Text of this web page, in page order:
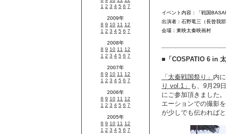
イベント内容：「戦国
出演者：石野竜三（長曾我
会場：東映太秦映画村
■「COSPATIO 6 in
「太秦戦国祭り」 内
り vol.1」 も、9月29
にご参加頂きました。
エーションでの撮影
が少しでも伝わればと